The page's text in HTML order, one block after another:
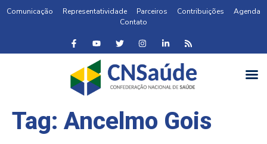
Comunicação Representatividade Parceiros Contribuições
Agenda
Contato
Tag: Ancelmo Gois